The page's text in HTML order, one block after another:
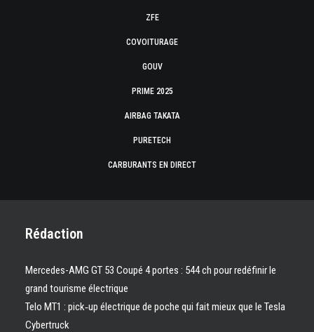
ZFE
COVOITURAGE
GOUV
PRIME 2025
AIRBAG TAKATA
PURETECH
CARBURANTS EN DIRECT
Rédaction
Mercedes-AMG GT 53 Coupé 4 portes : 544 ch pour redéfinir le
grand tourisme électrique
Telo MT1 : pick‑up électrique de poche qui fait mieux que le Tesla
Cybertruck